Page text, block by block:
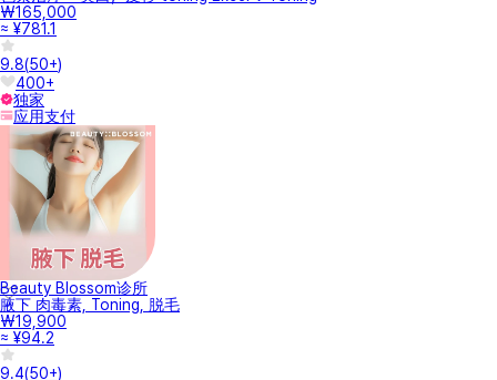
₩165,000
≈ ¥781.1
9.8(50+)
400+
独家
应用支付
Beauty Blossom诊所
腋下 肉毒素, Toning, 脱毛
₩19,900
≈ ¥94.2
9.4(50+)